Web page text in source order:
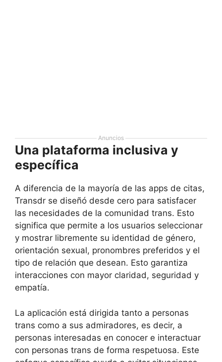
Anuncios
Una plataforma inclusiva y
específica
A diferencia de la mayoría de las apps de citas,
Transdr se diseñó desde cero para satisfacer
las necesidades de la comunidad trans. Esto
significa que permite a los usuarios seleccionar
y mostrar libremente su identidad de género,
orientación sexual, pronombres preferidos y el
tipo de relación que desean. Esto garantiza
interacciones con mayor claridad, seguridad y
empatía.
La aplicación está dirigida tanto a personas
trans como a sus admiradores, es decir, a
personas interesadas en conocer e interactuar
con personas trans de forma respetuosa. Este